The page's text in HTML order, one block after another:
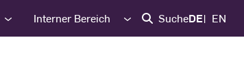
Interner Bereich SucheDE EN